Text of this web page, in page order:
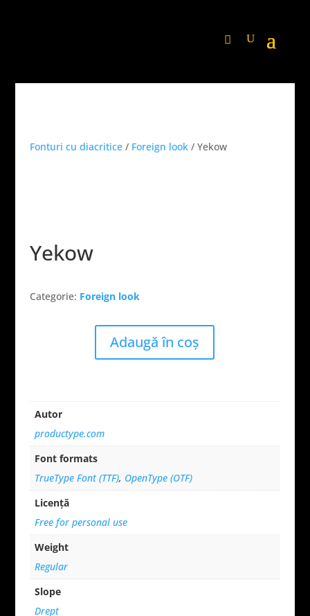
Fonturi cu diacritice/ Foreign look/ Yekow
Yekow
Categorie: Foreign look
Adaugă în coș
Autor
productype.com
Font formats
TrueType Font (TTF), OpenType (OTF)
Licență
Free for personal use
Weight
Regular
Slope
Drept